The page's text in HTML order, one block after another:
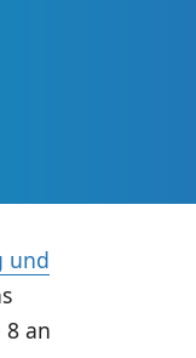
und
8 an